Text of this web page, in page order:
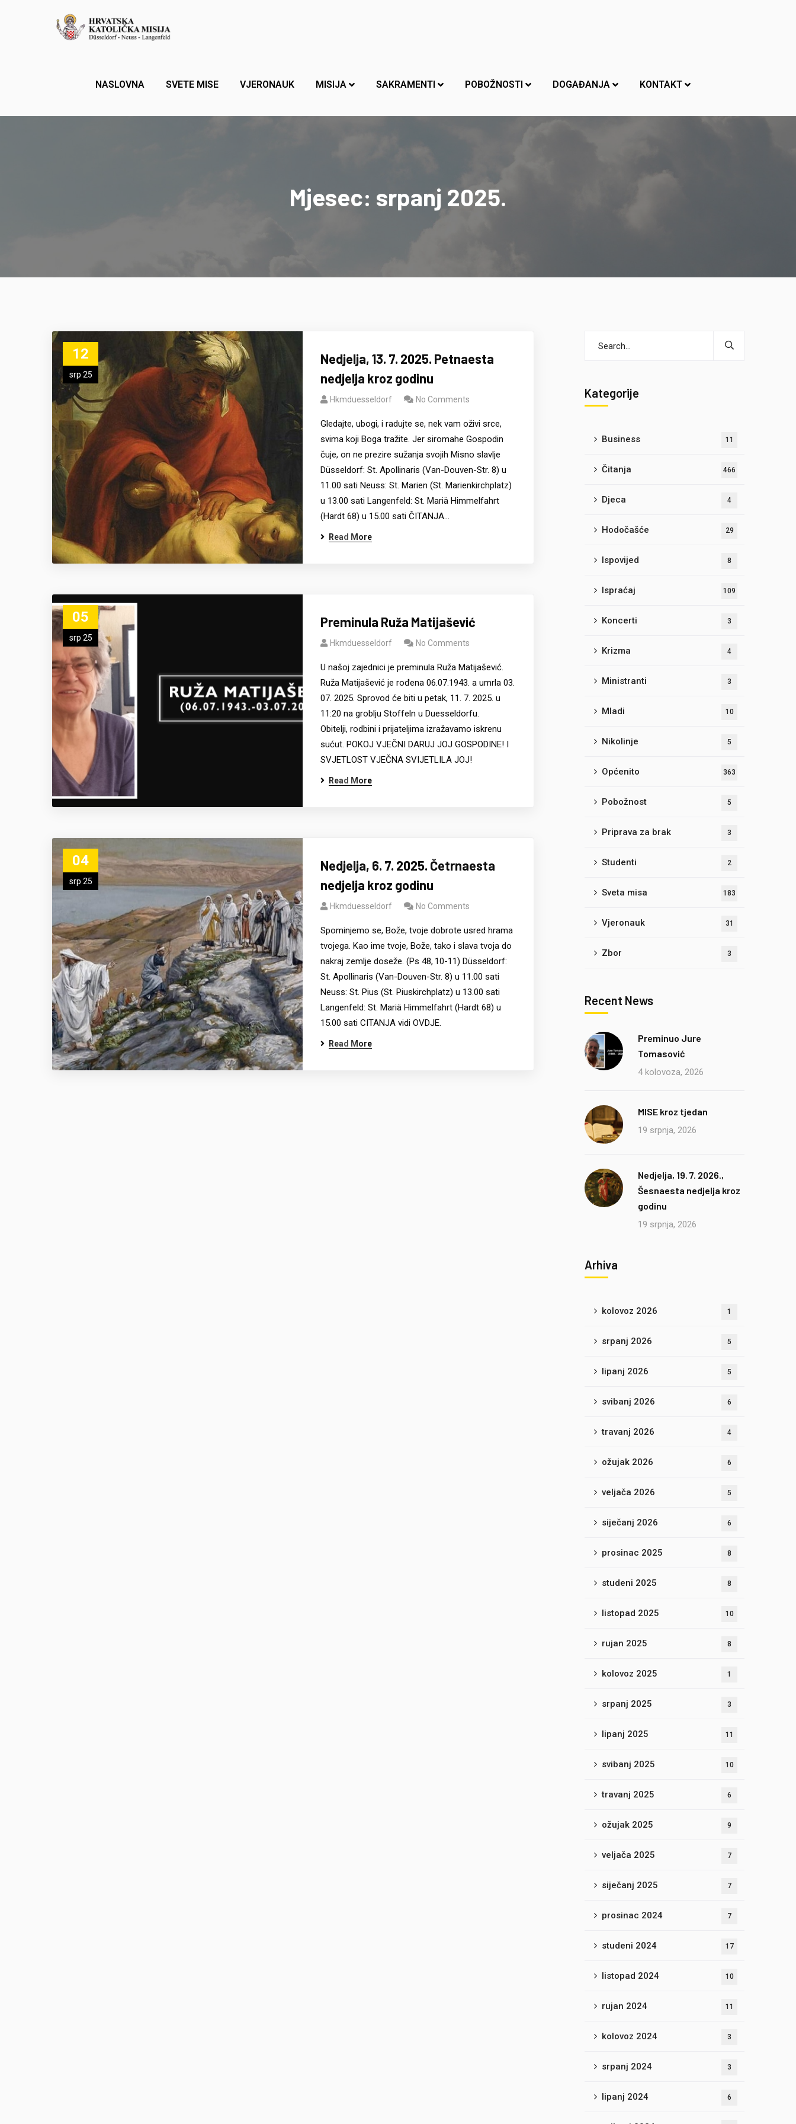
NASLOVNA SVETE MISE VJERONAUK MISIJA SAKRAMENTI POBOŽNOSTI DOGAĐANJA KONTAKT
Mjesec: srpanj 2025.
12
srp 25
Nedjelja, 13. 7. 2025. Petnaesta
nedjelja kroz godinu
Hkmduesseldorf No Comments
Gledajte, ubogi, i radujte se, nek vam oživi srce,
svima koji Boga tražite. Jer siromahe Gospodin
čuje, on ne prezire sužanja svojih Misno slavlje
Düsseldorf: St. Apollinaris (Van-Douven-Str. 8) u
11.00 sati Neuss: St. Marien (St. Marienkirchplatz)
u 13.00 sati Langenfeld: St. Mariä Himmelfahrt
(Hardt 68) u 15.00 sati ČITANJA…
Read More
05
srp 25
Preminula Ruža Matijašević
Hkmduesseldorf No Comments
U našoj zajednici je preminula Ruža Matijašević.
Ruža Matijašević je rođena 06.07.1943. a umrla 03.
07. 2025. Sprovod će biti u petak, 11. 7. 2025. u
11:20 na groblju Stoffeln u Duesseldorfu.
Obitelji, rodbini i prijateljima izražavamo iskrenu
sućut. POKOJ VJEČNI DARUJ JOJ GOSPODINE! I
SVJETLOST VJEČNA SVIJETLILA JOJ!
Read More
04
srp 25
Nedjelja, 6. 7. 2025. Četrnaesta
nedjelja kroz godinu
Hkmduesseldorf No Comments
Spominjemo se, Bože, tvoje dobrote usred hrama
tvojega. Kao ime tvoje, Bože, tako i slava tvoja do
nakraj zemlje doseže. (Ps 48, 10-11) Düsseldorf:
St. Apollinaris (Van-Douven-Str. 8) u 11.00 sati
Neuss: St. Pius (St. Piuskirchplatz) u 13.00 sati
Langenfeld: St. Mariä Himmelfahrt (Hardt 68) u
15.00 sati CITANJA vidi OVDJE.
Read More
Kategorije
Business 11
Čitanja 466
Djeca 4
Hodočašće 29
Ispovijed 8
Ispraćaj 109
Koncerti 3
Krizma 4
Ministranti 3
Mladi 10
Nikolinje 5
Općenito 363
Pobožnost 5
Priprava za brak 3
Studenti 2
Sveta misa 183
Vjeronauk 31
Zbor 3
Recent News
Preminuo Jure
Tomasović
4 kolovoza, 2026
MISE kroz tjedan
19 srpnja, 2026
Nedjelja, 19. 7. 2026.,
Šesnaesta nedjelja kroz
godinu
19 srpnja, 2026
Arhiva
kolovoz 2026 1
srpanj 2026 5
lipanj 2026 5
svibanj 2026 6
travanj 2026 4
ožujak 2026 6
veljača 2026 5
siječanj 2026 6
prosinac 2025 8
studeni 2025 8
listopad 2025 10
rujan 2025 8
kolovoz 2025 1
srpanj 2025 3
lipanj 2025 11
svibanj 2025 10
travanj 2025 6
ožujak 2025 9
veljača 2025 7
siječanj 2025 7
prosinac 2024 7
studeni 2024 17
listopad 2024 10
rujan 2024 11
kolovoz 2024 3
srpanj 2024 3
lipanj 2024 6